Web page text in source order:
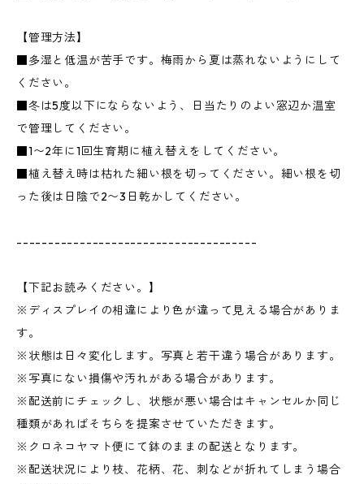
【管理方法】
■多湿と低温が苦手です。梅雨から夏は蒸れないようにして
ください。
■冬は5度以下にならないよう、日当たりのよい窓辺か温室
で管理してください。
■1〜2年に1回生育期に植え替えをしてください。
■植え替え時は枯れた細い根を切ってください。細い根を切
った後は日陰で2〜3日乾かしてください。
--------------------------------------
【下記お読みください。】
※ディスプレイの相違により色が違って見える場合がありま
す。
※状態は日々変化します。写真と若干違う場合があります。
※写真にない損傷や汚れがある場合があります。
※配送前にチェックし、状態が悪い場合はキャンセルか同じ
種類があればそちらを提案させていただきます。
※クロネコヤマト便にて鉢のままの配送となります。
※配送状況により枝、花柄、花、刺などが折れてしまう場合